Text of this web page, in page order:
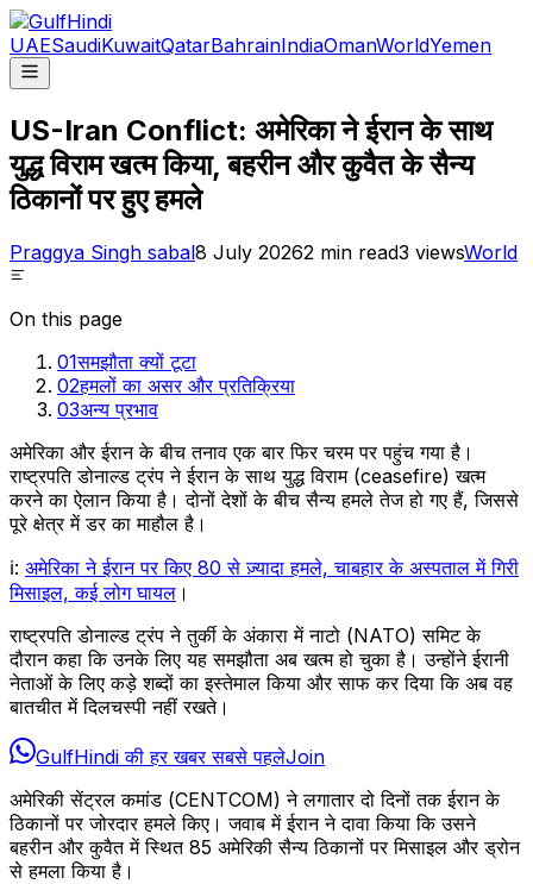
UAESaudiKuwaitQatarBahrainIndiaOmanWorldYemen
US-Iran Conflict: अमेरिका ने ईरान के साथ
युद्ध विराम खत्म किया, बहरीन और कुवैत के सैन्य
ठिकानों पर हुए हमले
Praggya Singh sabal8 July 20262 min read3 viewsWorld
On this page
01समझौता क्यों टूटा
02हमलों का असर और प्रतिक्रिया
03अन्य प्रभाव
अमेरिका और ईरान के बीच तनाव एक बार फिर चरम पर पहुंच गया है।
राष्ट्रपति डोनाल्ड ट्रंप ने ईरान के साथ युद्ध विराम (ceasefire) खत्म
करने का ऐलान किया है। दोनों देशों के बीच सैन्य हमले तेज हो गए हैं, जिससे
पूरे क्षेत्र में डर का माहौल है।
ℹ️: अमेरिका ने ईरान पर किए 80 से ज़्यादा हमले, चाबहार के अस्पताल में गिरी
मिसाइल, कई लोग घायल ।
राष्ट्रपति डोनाल्ड ट्रंप ने तुर्की के अंकारा में नाटो (NATO) समिट के
दौरान कहा कि उनके लिए यह समझौता अब खत्म हो चुका है। उन्होंने ईरानी
नेताओं के लिए कड़े शब्दों का इस्तेमाल किया और साफ कर दिया कि अब वह
बातचीत में दिलचस्पी नहीं रखते।
GulfHindi की हर खबर सबसे पहलेJoin
अमेरिकी सेंट्रल कमांड (CENTCOM) ने लगातार दो दिनों तक ईरान के
ठिकानों पर जोरदार हमले किए। जवाब में ईरान ने दावा किया कि उसने
बहरीन और कुवैत में स्थित 85 अमेरिकी सैन्य ठिकानों पर मिसाइल और ड्रोन
से हमला किया है।